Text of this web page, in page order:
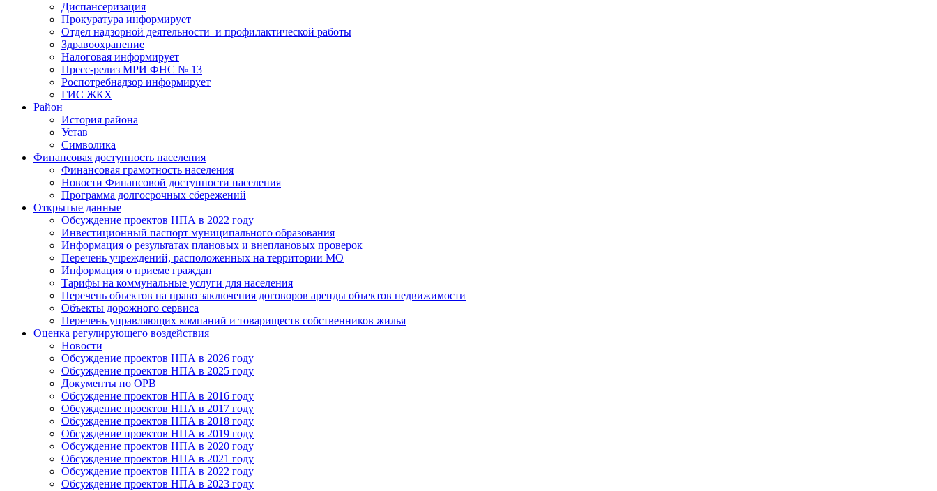
Диспансеризация
Прокуратура информирует
Отдел надзорной деятельности и профилактической работы
Здравоохранение
Налоговая информирует
Пресс-релиз МРИ ФНС № 13
Роспотребнадзор информирует
ГИС ЖКХ
Район
История района
Устав
Символика
Финансовая доступность населения
Финансовая грамотность населения
Новости Финансовой доступности населения
Программа долгосрочных сбережений
Открытые данные
Обсуждение проектов НПА в 2022 году
Инвестиционный паспорт муниципального образования
Информация о результатах плановых и внеплановых проверок
Перечень учреждений, расположенных на территории МО
Информация о приеме граждан
Тарифы на коммунальные услуги для населения
Перечень объектов на право заключения договоров аренды объектов недвижимости
Объекты дорожного сервиса
Перечень управляющих компаний и товариществ собственников жилья
Оценка регулирующего воздействия
Новости
Обсуждение проектов НПА в 2026 году
Обсуждение проектов НПА в 2025 году
Документы по ОРВ
Обсуждение проектов НПА в 2016 году
Обсуждение проектов НПА в 2017 году
Обсуждение проектов НПА в 2018 году
Обсуждение проектов НПА в 2019 году
Обсуждение проектов НПА в 2020 году
Обсуждение проектов НПА в 2021 году
Обсуждение проектов НПА в 2022 году
Обсуждение проектов НПА в 2023 году